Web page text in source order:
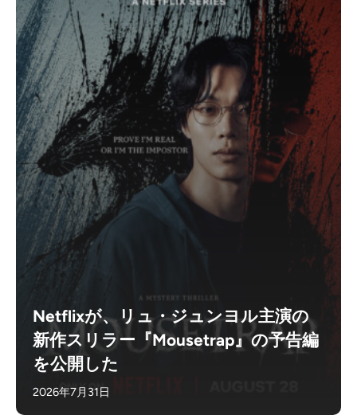
Netflixが、リュ・ジュンヨル主演の
新作スリラー『Mousetrap』の予告編
を公開した
2026年7月31日